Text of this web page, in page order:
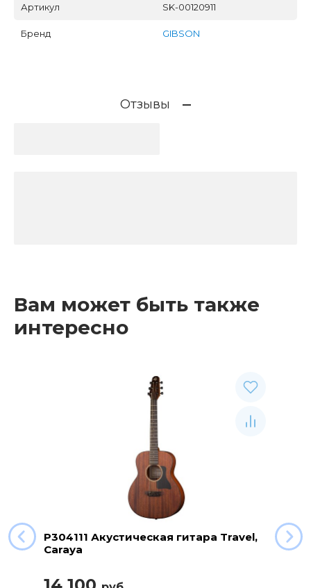
Артикул SK-00120911
Бренд GIBSON
Отзывы
Вам может быть также
интересно
P304111 Акустическая гитара Travel,
Caraya